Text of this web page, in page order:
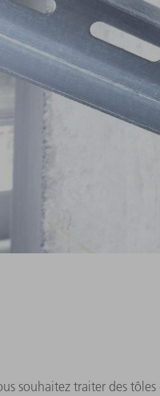
souhaitez traiter des